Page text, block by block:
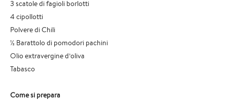
3 scatole di fagioli borlotti
4 cipollotti
Polvere di Chili
½ Barattolo di pomodori pachini
Olio extravergine d’oliva
Tabasco
Come si prepara